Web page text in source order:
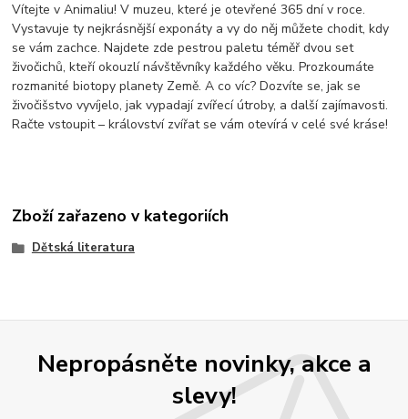
Vítejte v Animaliu! V muzeu, které je otevřené 365 dní v roce.
Vystavuje ty nejkrásnější exponáty a vy do něj můžete chodit, kdy
se vám zachce. Najdete zde pestrou paletu téměř dvou set
živočichů, kteří okouzlí návštěvníky každého věku. Prozkoumáte
rozmanité biotopy planety Země. A co víc? Dozvíte se, jak se
živočišstvo vyvíjelo, jak vypadají zvířecí útroby, a další zajímavosti.
Račte vstoupit – království zvířat se vám otevírá v celé své kráse!
Zboží zařazeno v kategoriích
Dětská literatura
Nepropásněte novinky, akce a
slevy!